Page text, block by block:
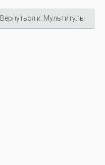
Вернуться к: Мультитулы